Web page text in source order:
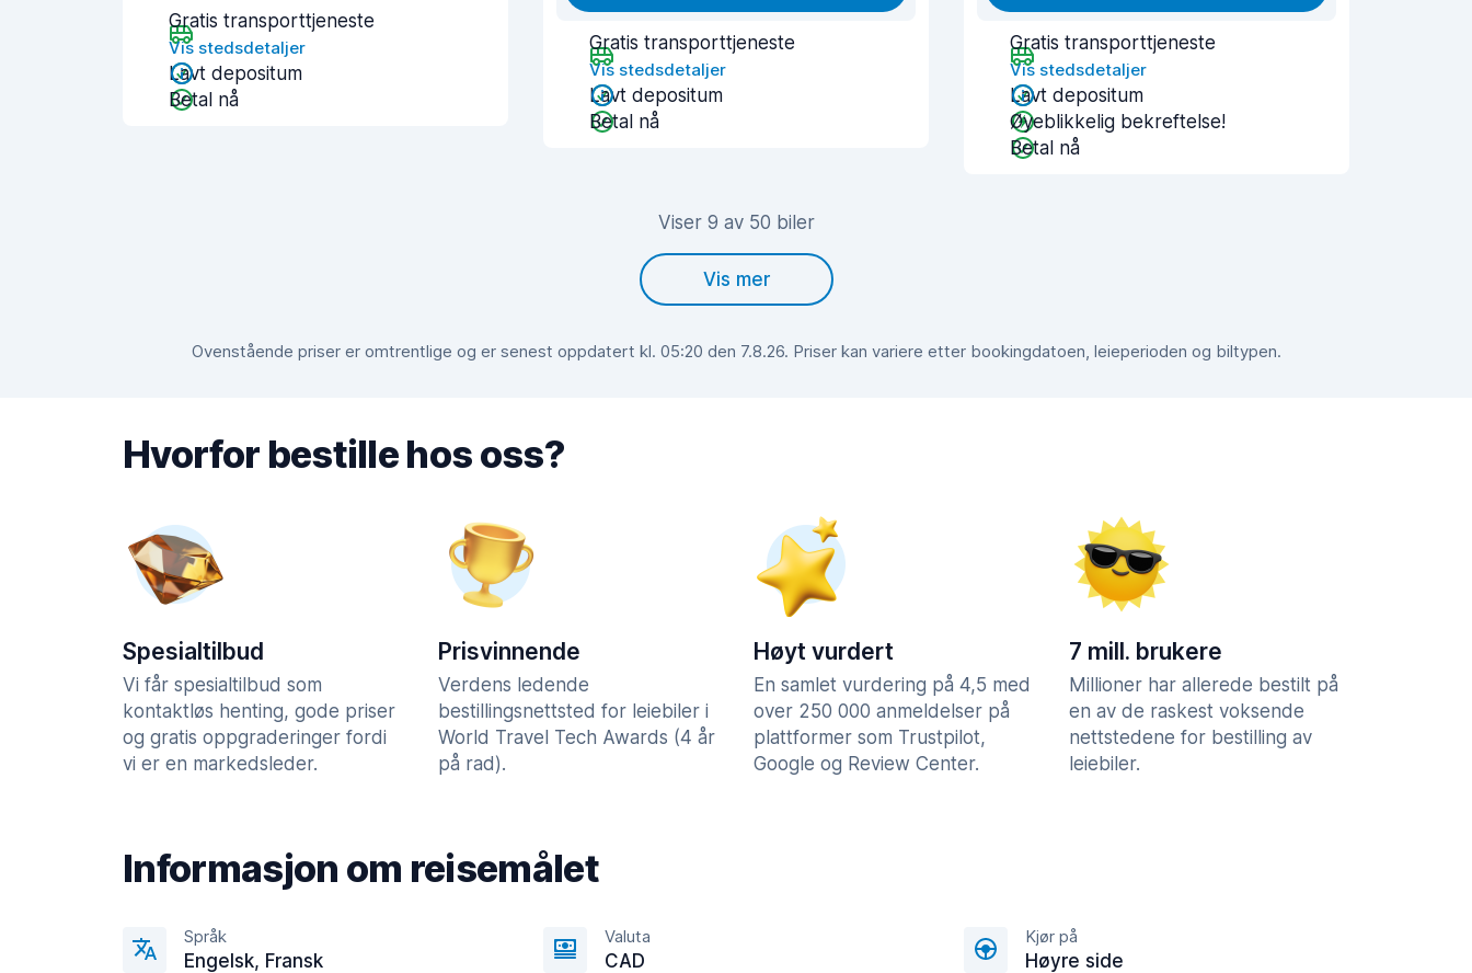
Gratis transporttjeneste
Vis stedsdetaljer
Lavt depositum
Betal nå
Gratis transporttjeneste
Vis stedsdetaljer
Lavt depositum
Betal nå
Gratis transporttjeneste
Vis stedsdetaljer
Lavt depositum
Øyeblikkelig bekreftelse!
Betal nå
Viser 9 av 50 biler
Vis mer
Ovenstående priser er omtrentlige og er senest oppdatert kl. 05:20 den 7.8.26. Priser kan variere etter bookingdatoen, leieperioden og biltypen.
Hvorfor bestille hos oss?
Spesialtilbud
Vi får spesialtilbud som
kontaktløs henting, gode priser
og gratis oppgraderinger fordi
vi er en markedsleder.
Prisvinnende
Verdens ledende
bestillingsnettsted for leiebiler i
World Travel Tech Awards (4 år
på rad).
Høyt vurdert
En samlet vurdering på 4,5 med
over 250 000 anmeldelser på
plattformer som Trustpilot,
Google og Review Center.
7 mill. brukere
Millioner har allerede bestilt på
en av de raskest voksende
nettstedene for bestilling av
leiebiler.
Informasjon om reisemålet
Språk
Engelsk, Fransk
Valuta
CAD
Kjør på
Høyre side